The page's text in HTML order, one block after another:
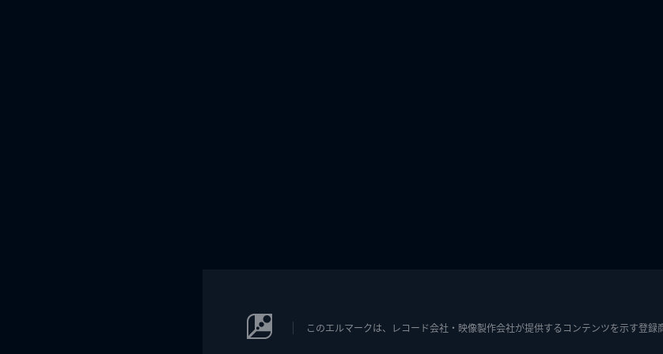
このエルマークは、レコード会社・映像製作会社が提供するコンテンツを示す登録